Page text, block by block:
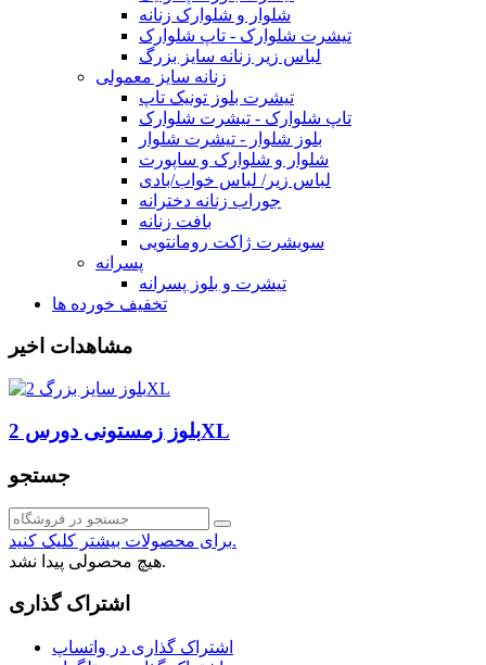
شلوار و شلوارک زنانه
تیشرت شلوارک - تاپ شلوارک
لباس زیر زنانه سایز بزرگ
زنانه سایز معمولی
تیشرت بلوز تونیک تاپ
تاپ شلوارک - تیشرت شلوارک
بلوز شلوار - تیشرت شلوار
شلوار و شلوارک و ساپورت
لباس زیر/ لباس خواب/بادی
جوراب زنانه دخترانه
بافت زنانه
سویشرت ژاکت رومانتویی
پسرانه
تیشرت و بلوز پسرانه
تخفیف خورده ها
مشاهدات اخیر
بلوز زمستونی دورس 2XL
جستجو
برای محصولات بیشتر کلیک کنید.
هیچ محصولی پیدا نشد.
اشتراک گذاری
اشتراک گذاری در واتساپ